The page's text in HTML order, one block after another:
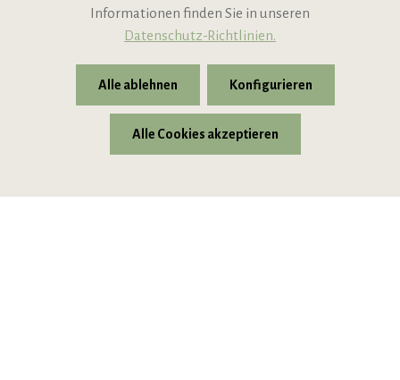
* Alle Preise inkl. gesetzl. Mehrwertsteuer zzgl.Versandkosten
Informationen finden Sie in unseren
Datenschutz-Richtlinien.
Alle ablehnen Konfigurieren
Alle Cookies akzeptieren